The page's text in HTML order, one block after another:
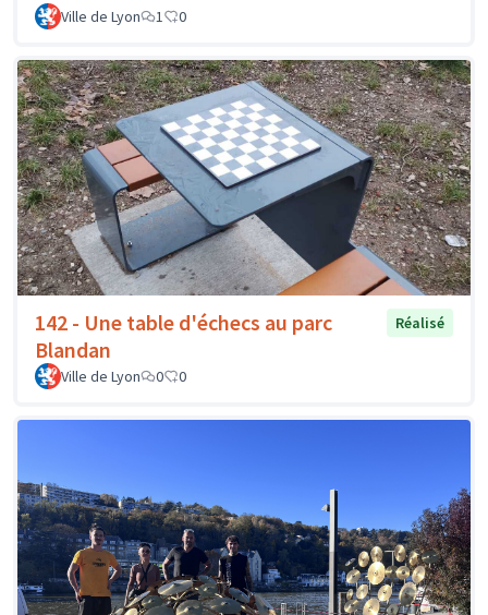
Ville de Lyon 1 0
142 - Une table d'échecs au parc
Blandan
Réalisé
Ville de Lyon 0 0